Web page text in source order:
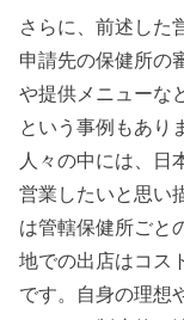
さらに、前述した
申請先の保健所の
や提供メニューな
という事例もあり
人々の中には、日
営業したいと思い
は管轄保健所ごと
地での出店はコス
です。自身の理想